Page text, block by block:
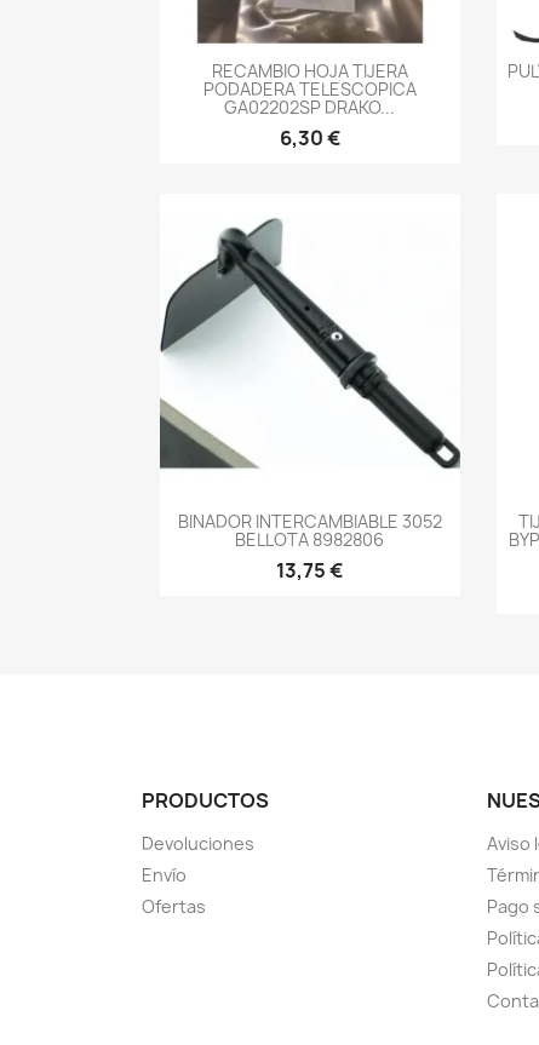
-->
RECAMBIO HOJA TIJERA
PODADERA TELESCOPICA
GA02202SP DRAKO...
6,30 €
-->
BINADOR INTERCAMBIABLE 3052
BELLOTA 8982806
13,75 €
PRODUCTOS
Devoluciones
Envío
Ofertas
Aviso
Pago